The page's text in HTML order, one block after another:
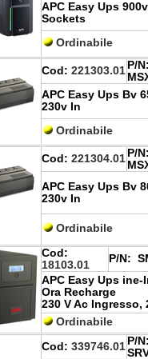
APC Easy Ups
Sockets
Ordinabile
Cod: 221303.01 P/
APC Easy Ups Bv
230v In
Ordinabile
Cod: 221304.01 P/
APC Easy Ups Bv
230v In
Ordinabile
Cod:
18103.01
P/N:
APC Easy Ups ine-
Ora Recharge
230 V Ac Ingresso,
Ordinabile
Cod: 339746.01 P/